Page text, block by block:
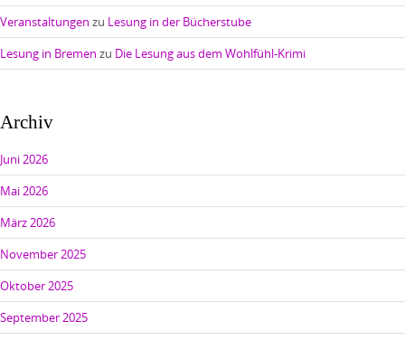
Veranstaltungen zu Lesung in der Bücherstube
Lesung in Bremen zu Die Lesung aus dem Wohlfühl-Krimi
Archiv
Juni 2026
Mai 2026
März 2026
November 2025
Oktober 2025
September 2025